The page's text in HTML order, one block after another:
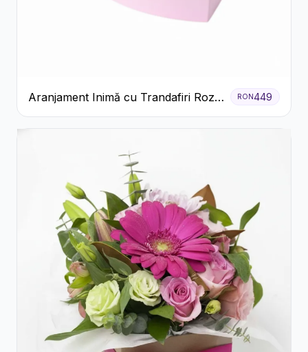
Aranjament Inimă cu Trandafiri Roz
și Gypsophila Albă
RON449